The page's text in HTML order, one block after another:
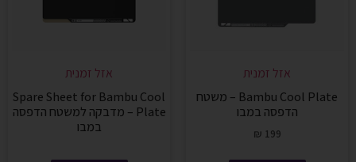
אזל זמנית
Bambu Cool Plate – משטח
הדפסה במבו
₪ 199
אזל זמנית
Spare Sheet for Bambu Cool
Plate – מדבקה למשטח הדפסה
במבו